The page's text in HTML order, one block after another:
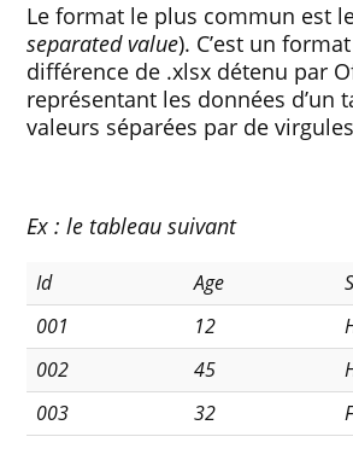
Le format le plus commun est
separated value). C’est un
différence de .xlsx détenu par
représentant les données d’un
valeurs séparées par de
Ex : le tableau suivant
Id Age
001
12
002
45
003
32